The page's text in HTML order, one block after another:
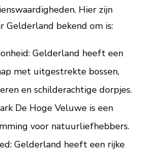
Hier zijn
Gelderland bekend om is:
Gelderland heeft een
met uitgestrekte bossen,
en schilderachtige dorpjes.
De Hoge Veluwe is een
voor natuurliefhebbers.
Gelderland heeft een rijke